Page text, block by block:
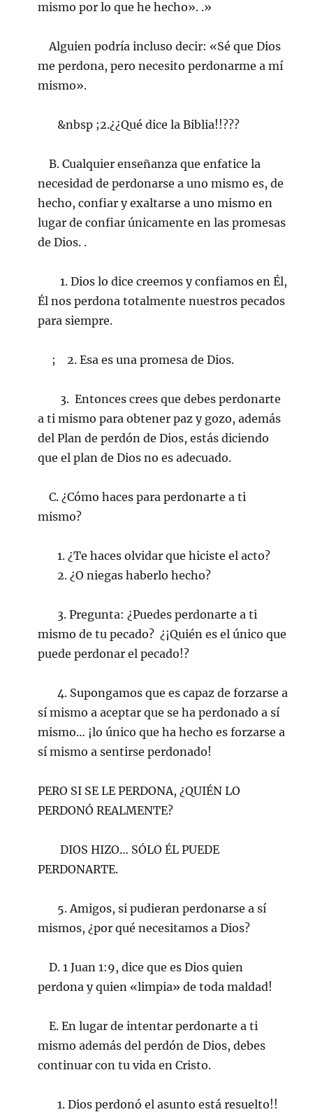
mismo por lo que he hecho». .»
Alguien podría incluso decir: «Sé que Dios
me perdona, pero necesito perdonarme a mí
mismo».
&nbsp ;2.¿¿Qué dice la Biblia!!???
B. Cualquier enseñanza que enfatice la
necesidad de perdonarse a uno mismo es, de
hecho, confiar y exaltarse a uno mismo en
lugar de confiar únicamente en las promesas
de Dios. .
1. Dios lo dice creemos y confiamos en Él,
Él nos perdona totalmente nuestros pecados
para siempre.
; 2. Esa es una promesa de Dios.
3. Entonces crees que debes perdonarte
a ti mismo para obtener paz y gozo, además
del Plan de perdón de Dios, estás diciendo
que el plan de Dios no es adecuado.
C. ¿Cómo haces para perdonarte a ti
mismo?
1. ¿Te haces olvidar que hiciste el acto?
2. ¿O niegas haberlo hecho?
3. Pregunta: ¿Puedes perdonarte a ti
mismo de tu pecado? ¿¡Quién es el único que
puede perdonar el pecado!?
4. Supongamos que es capaz de forzarse a
sí mismo a aceptar que se ha perdonado a sí
mismo… ¡lo único que ha hecho es forzarse a
sí mismo a sentirse perdonado!
PERO SI SE LE PERDONA, ¿QUIÉN LO
PERDONÓ REALMENTE?
DIOS HIZO… SÓLO ÉL PUEDE
PERDONARTE.
5. Amigos, si pudieran perdonarse a sí
mismos, ¿por qué necesitamos a Dios?
D. 1 Juan 1:9, dice que es Dios quien
perdona y quien «limpia» de toda maldad!
E. En lugar de intentar perdonarte a ti
mismo además del perdón de Dios, debes
continuar con tu vida en Cristo.
1. Dios perdonó el asunto está resuelto!!